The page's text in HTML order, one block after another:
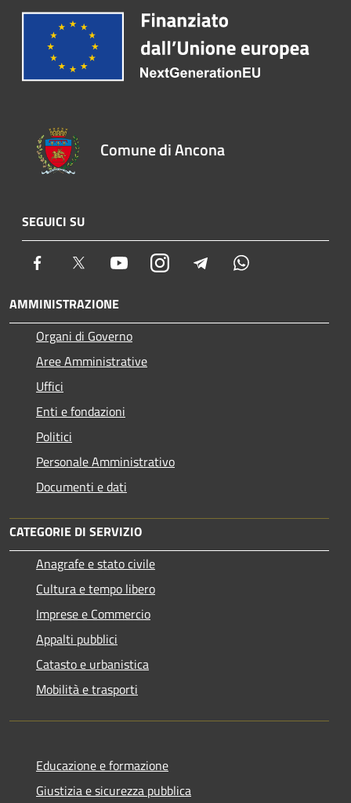
Comune di Ancona
SEGUICI SU
Facebook Twitter YoutubeInstagram Telegram
AMMINISTRAZIONE
Organi di Governo
Aree Amministrative
Uffici
Enti e fondazioni
Politici
Personale Amministrativo
Documenti e dati
CATEGORIE DI SERVIZIO
Anagrafe e stato civile
Cultura e tempo libero
Imprese e Commercio
Appalti pubblici
Catasto e urbanistica
Mobilità e trasporti
Educazione e formazione
Giustizia e sicurezza pubblica